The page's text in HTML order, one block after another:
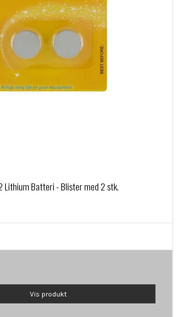
Lithium Batteri - Blister med 2 stk.
Vis produkt